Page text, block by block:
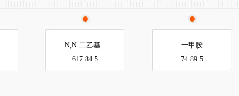
N,N-二乙基...
617-84-5
一甲胺
74-89-5